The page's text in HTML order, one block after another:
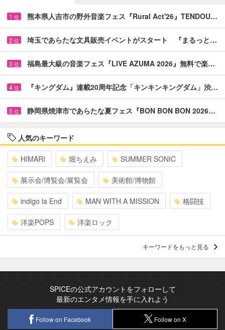
1 位 熊本県人吉市の野外音楽フェス『Rural Act'26』TENDOU…
2 位 埼玉であらたな文具販売イベントがスタート 『まるっと…
3 位 福島最大級の音楽フェス『LIVE AZUMA 2026』無料で楽…
4 位 『キングダム』連載20周年記念「キンキンキングダム」渋…
5 位 静岡県焼津市であらたな夏フェス『BON BON BON 2026…
人気のキーワード
HIMARI 堀ちえみ SUMMER SONIC
展示会/博覧会/展覧会 美術館/博物館
indigo la End MAN WITH A MISSION 格闘技
洋楽POPS 洋楽ロック
キーワードをもっと見る
SPICEの公式アカウントをフォローして
最新のエンタメ情報を手に入れよう
Follow on Facebook Follow on X